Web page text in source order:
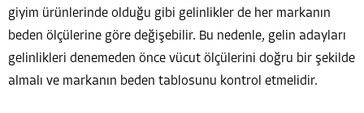
giyim ürünlerinde olduğu gibi gelinlikler de her markanın
beden ölçülerine göre değişebilir. Bu nedenle, gelin adayları
gelinlikleri denemeden önce vücut ölçülerini doğru bir şekilde
almalı ve markanın beden tablosunu kontrol etmelidir.